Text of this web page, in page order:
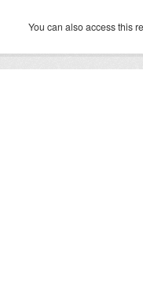
You can also access this